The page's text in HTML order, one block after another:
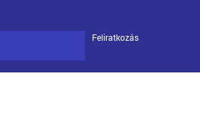
Feliratkozás